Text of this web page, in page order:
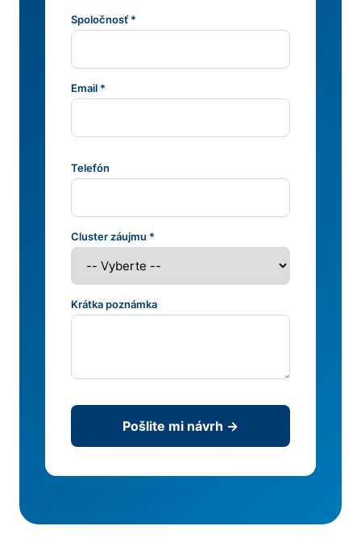
Spoločnosť *
Email *
Telefón
Cluster záujmu *
Krátka poznámka
Pošlite mi návrh →